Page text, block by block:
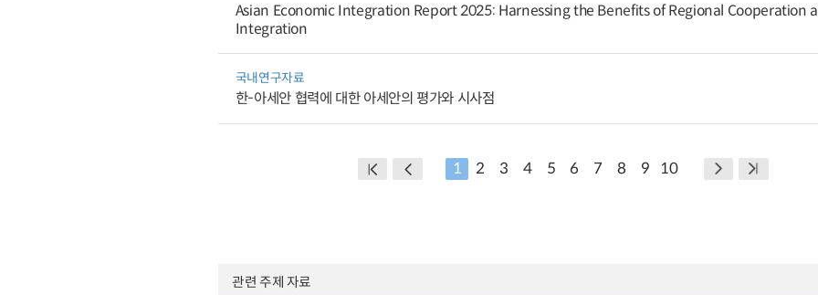
Asian Economic Integration Report 2025: Harnessing the Benefits of Regional Cooperation
Integration
국내연구자료
한-아세안 협력에 대한 아세안의 평가와 시사점
1 2 3 4 5 6 7 8 9 10
관련 주제 자료